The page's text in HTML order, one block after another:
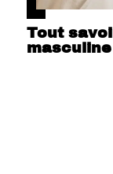
Tout
masculine